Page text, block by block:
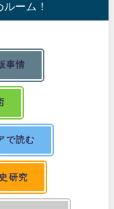
ーム！
事情
で読む
研究